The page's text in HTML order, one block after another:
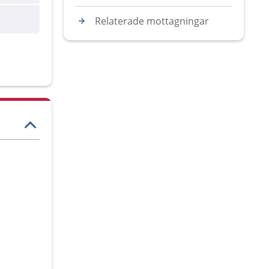
Relaterade mottagningar